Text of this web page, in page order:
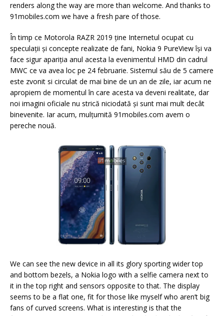
renders along the way are more than welcome. And thanks to
91mobiles.com we have a fresh pare of those.
În timp ce Motorola RAZR 2019 ține Internetul ocupat cu
speculații și concepte realizate de fani, Nokia 9 PureView își va
face sigur apariția anul acesta la evenimentul HMD din cadrul
MWC ce va avea loc pe 24 februarie. Sistemul său de 5 camere
este zvonit si circulat de mai bine de un an de zile, iar acum ne
apropiem de momentul în care acesta va deveni realitate, dar
noi imagini oficiale nu strică niciodată și sunt mai mult decât
binevenite. Iar acum, mulțumită 91mobiles.com avem o
pereche nouă.
We can see the new device in all its glory sporting wider top
and bottom bezels, a Nokia logo with a selfie camera next to
it in the top right and sensors opposite to that. The display
seems to be a flat one, fit for those like myself who aren’t big
fans of curved screens. What is interesting is that the